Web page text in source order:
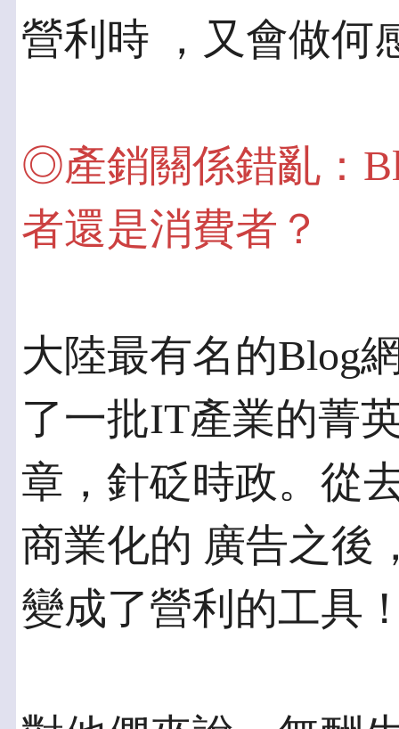
營利時 ，又會做何
◎產銷關係錯亂：
者還是消費者？
大陸最有名的Blog
了一批IT產業的菁
章，針砭時政。從
商業化的 廣告之後
變成了營利的工具